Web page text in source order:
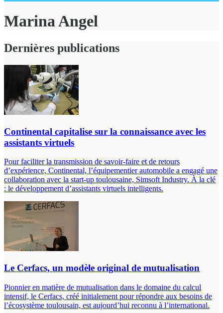
Marina Angel
Dernières publications
Continental capitalise sur la connaissance avec les
assistants virtuels
Pour faciliter la transmission de savoir-faire et de retours
d’expérience, Continental, l’équipementier automobile a engagé une
collaboration avec la start-up toulousaine, Simsoft Industry. À la clé
: le développement d’assistants virtuels intelligents.
Le Cerfacs, un modèle original de mutualisation
Pionnier en matière de mutualisation dans le domaine du calcul
intensif, le Cerfacs, créé initialement pour répondre aux besoins de
l’écosystème toulousain, est aujourd’hui reconnu à l’international.